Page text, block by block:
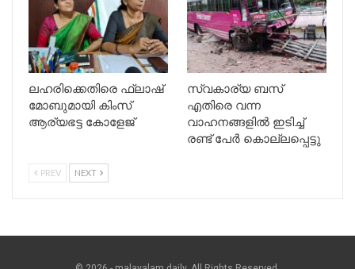
ലഹരിക്കെതിരെ ഫ്ലാഷ്
മോബുമായി കിംസ്
ആര്യഭട്ട കോളേജ്
സ്വകാര്യ ബസ്
എതിരെ വന്ന
വാഹനങ്ങളിൽ ഇടിച്ച്
രണ്ട് പേർ കൊല്ലപ്പെട്ടു
PREV NEXT